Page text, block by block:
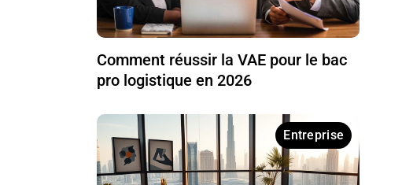
Comment réussir la VAE pour le bac
pro logistique en 2026
Entreprise